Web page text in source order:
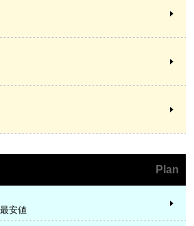
Plan
安値